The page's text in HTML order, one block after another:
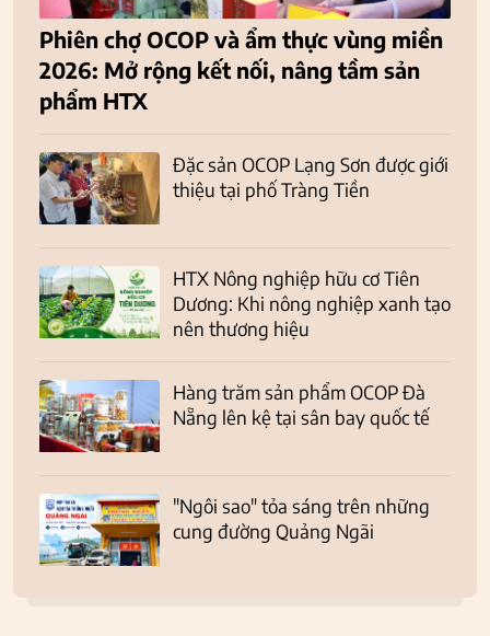
Phiên chợ OCOP và ẩm thực vùng miền
2026: Mở rộng kết nối, nâng tầm sản
phẩm HTX
Đặc sản OCOP Lạng Sơn được giới
thiệu tại phố Tràng Tiền
HTX Nông nghiệp hữu cơ Tiên
Dương: Khi nông nghiệp xanh tạo
nên thương hiệu
Hàng trăm sản phẩm OCOP Đà
Nẵng lên kệ tại sân bay quốc tế
"Ngôi sao" tỏa sáng trên những
cung đường Quảng Ngãi